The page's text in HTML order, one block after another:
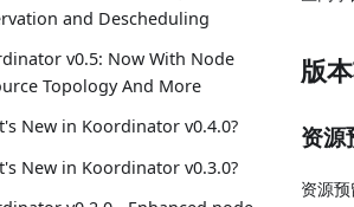
and Descheduling
v0.5: Now With Node
Topology And More
New in Koordinator v0.4.0?
New in Koordinator v0.3.0?
版
资源
资源